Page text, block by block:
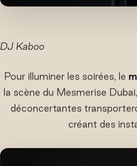
DJ Kaboo
Pour illuminer les soirées, le
la scène du Mesmerise
déconcertantes
créant des